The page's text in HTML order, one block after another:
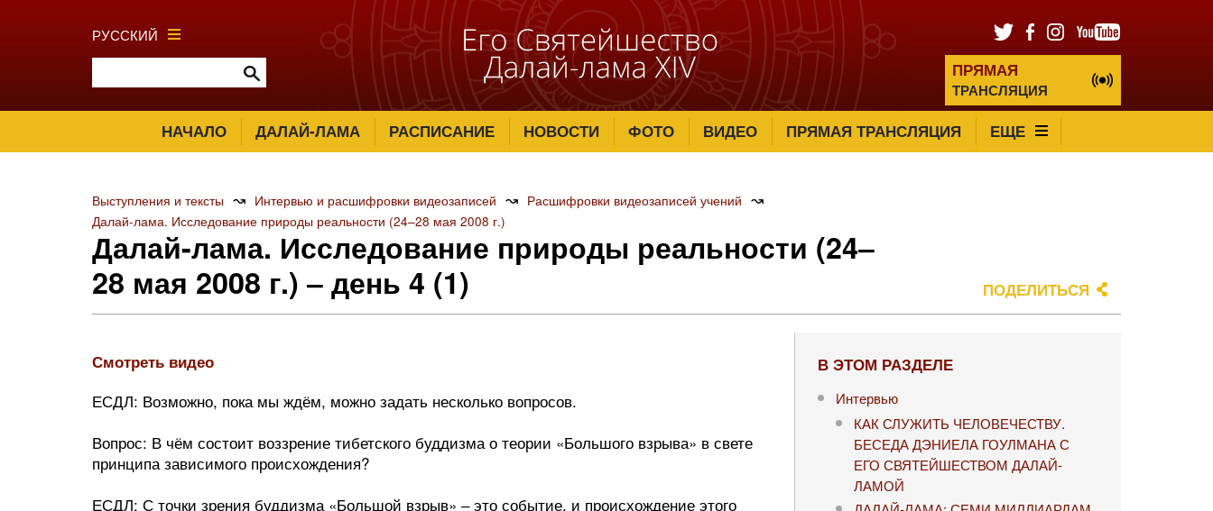
РУССКИЙ
ПРЯМАЯ
ТРАНСЛЯЦИЯ
НАЧАЛО ДАЛАЙ-ЛАМА РАСПИСАНИЕ НОВОСТИ ФОТО ВИДЕО ПРЯМАЯ ТРАНСЛЯЦИЯ ЕЩЕ
Выступления и тексты ↝ Интервью и расшифровки видеозаписей ↝ Расшифровки видеозаписей учений ↝
Далай-лама. Исследование природы реальности (24‒28 мая 2008 г.)
Далай-лама. Исследование природы реальности (24‒
28 мая 2008 г.) ‒ день 4 (1)
ПОДЕЛИТЬСЯ
Смотреть видео
ЕСДЛ: Возможно, пока мы ждём, можно задать несколько вопросов.
Вопрос: В чём состоит воззрение тибетского буддизма о теории «Большого взрыва» в свете
принципа зависимого происхождения?
ЕСДЛ: С точки зрения буддизма «Большой взрыв» ‒ это событие, и происхождение этого
В ЭТОМ РАЗДЕЛЕ
Интервью
КАК СЛУЖИТЬ ЧЕЛОВЕЧЕСТВУ.
БЕСЕДА ДЭНИЕЛА ГОУЛМАНА С
ЕГО СВЯТЕЙШЕСТВОМ ДАЛАЙ-
ЛАМОЙ